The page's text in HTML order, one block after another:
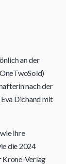
an der
nach der
Dichand mit
ihre
die 2024
Krone-Verlag